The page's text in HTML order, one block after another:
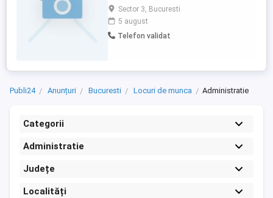
desfășoară în București și Ilfov, cu
deplasări în țară, program de lucru full-
time. Oferim instruire, salariu motivant și
oportunități de dezvoltare profesională.
Sector 3, Bucuresti
5 august
Telefon validat
Publi24 Anunțuri Bucuresti Locuri de munca Administratie
Categorii
Administratie
Județe
Localități